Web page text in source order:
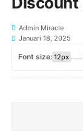
Admin Miracle
Januari 18, 2025
Font size: 12px